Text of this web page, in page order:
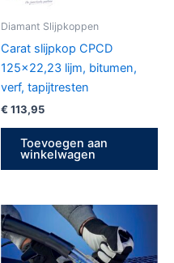
Diamant Slijpkoppen
Carat slijpkop CPCD
125×22,23 lijm, bitumen,
verf, tapijtresten
€ 113,95
Toevoegen aan
winkelwagen